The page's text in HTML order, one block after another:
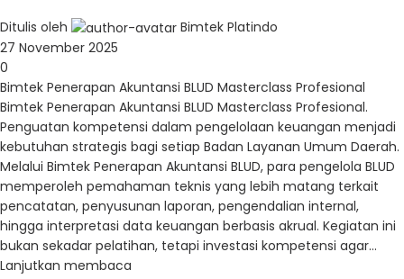
Ditulis oleh
Bimtek Platindo
27 November 2025
0
Bimtek Penerapan Akuntansi BLUD Masterclass Profesional
Bimtek Penerapan Akuntansi BLUD Masterclass Profesional.
Penguatan kompetensi dalam pengelolaan keuangan menjadi
kebutuhan strategis bagi setiap Badan Layanan Umum Daerah.
Melalui Bimtek Penerapan Akuntansi BLUD, para pengelola BLUD
memperoleh pemahaman teknis yang lebih matang terkait
pencatatan, penyusunan laporan, pengendalian internal,
hingga interpretasi data keuangan berbasis akrual. Kegiatan ini
bukan sekadar pelatihan, tetapi investasi kompetensi agar...
Lanjutkan membaca